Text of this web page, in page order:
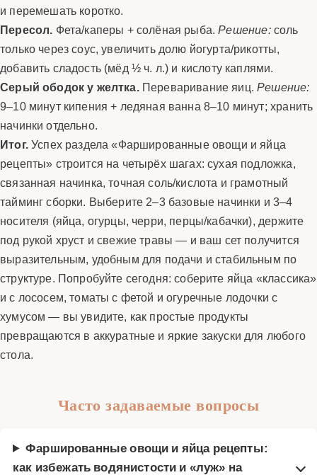
и перемешать коротко.
Пересол. Фета/каперы + солёная рыба.Решение:соль
только через соус, увеличить долю йогурта/рикотты,
добавить сладость (мёд ½ ч. л.) и кислоту каплями.
Серый ободок у желтка.Переваривание яиц.Решение:
9–10 минут кипения + ледяная ванна 8–10 минут; хранить
начинки отдельно.
Итог.Успех раздела «Фаршированные овощи и яйца
рецепты» строится на четырёх шагах: сухая подложка,
связанная начинка, точная соль/кислота и грамотный
тайминг сборки. Выберите 2–3 базовые начинки и 3–4
носителя (яйца, огурцы, черри, перцы/кабачки), держите
под рукой хруст и свежие травы — и ваш сет получится
выразительным, удобным для подачи и стабильным по
структуре. Попробуйте сегодня: соберите яйца «классика»
и с лососем, томаты с фетой и огуречные лодочки с
хумусом — вы увидите, как простые продукты
превращаются в аккуратные и яркие закуски для любого
стола.
Часто задаваемые вопросы
Фаршированные овощи и яйца рецепты:
как избежать водянистости и «луж» на